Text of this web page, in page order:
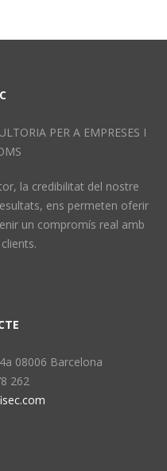
PER A EMPRESES I
la credibilitat del nostre
ens permeten oferir
un compromís real amb
08006 Barcelona
262